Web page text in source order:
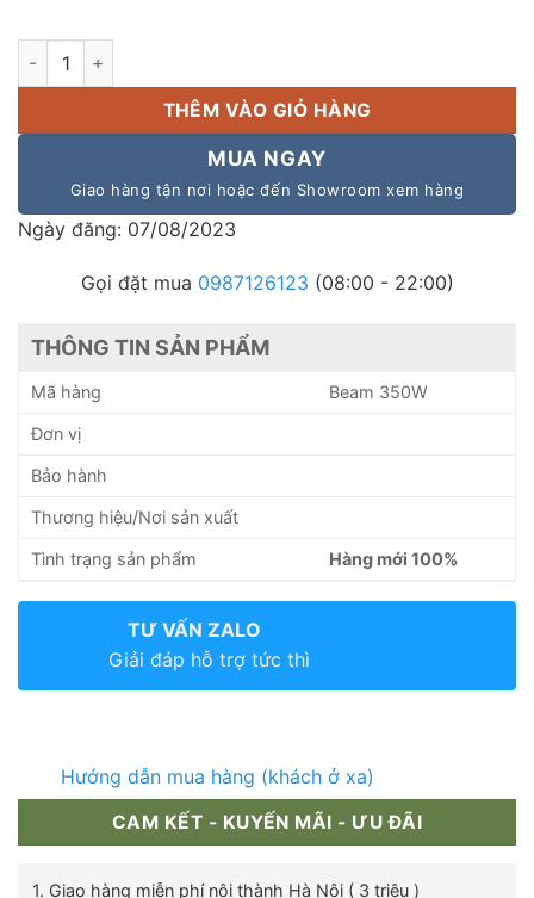
Đèn Moving Beam 350W số lượng
THÊM VÀO GIỎ HÀNG
MUA NGAY
Giao hàng tận nơi hoặc đến Showroom xem hàng
Ngày đăng: 07/08/2023
Gọi đặt mua 0987126123 (08:00 - 22:00)
THÔNG TIN SẢN PHẨM
Mã hàng Beam 350W
Đơn vị
Bảo hành
Thương hiệu/Nơi sản xuất
Tình trạng sản phẩm Hàng mới 100%
TƯ VẤN ZALO
Giải đáp hỗ trợ tức thì
Hướng dẫn mua hàng (khách ở xa)
CAM KẾT - KUYẾN MÃI - ƯU ĐÃI
1. Giao hàng miễn phí nội thành Hà Nội ( 3 triệu )